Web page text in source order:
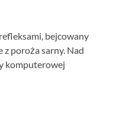
bejcowany
poroża sarny. Nad
komputerowej